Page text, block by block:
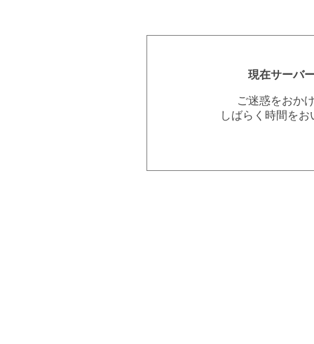
現在サーバ
ご迷惑をおか
しばらく時間を